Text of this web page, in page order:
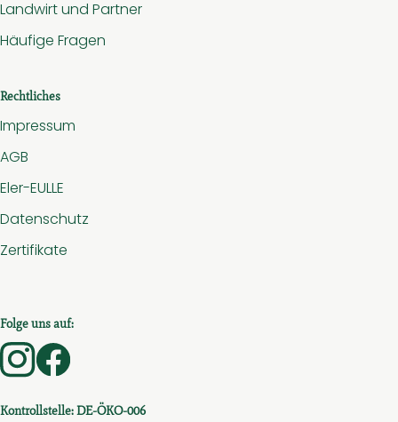
Landwirt und Partner
Häufige Fragen
Rechtliches
Impressum
AGB
Eler-EULLE
Datenschutz
Zertifikate
Folge uns auf:
Externer Link zu https://www.instagram.com/
Kontrollstelle: DE-ÖKO-006